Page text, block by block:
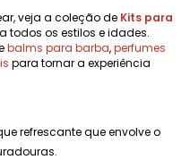
veja a coleção de Kits para
todos os estilos e idades.
balms para barba,perfumes
para tornar a experiência
refrescante que envolve o